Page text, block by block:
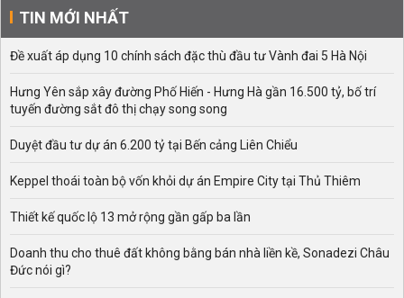
TIN MỚI NHẤT
Đề xuất áp dụng 10 chính sách đặc thù đầu tư Vành đai 5 Hà Nội
Hưng Yên sắp xây đường Phố Hiến - Hưng Hà gần 16.500 tỷ, bố trí
tuyến đường sắt đô thị chạy song song
Duyệt đầu tư dự án 6.200 tỷ tại Bến cảng Liên Chiểu
Keppel thoái toàn bộ vốn khỏi dự án Empire City tại Thủ Thiêm
Thiết kế quốc lộ 13 mở rộng gần gấp ba lần
Doanh thu cho thuê đất không bằng bán nhà liền kề, Sonadezi Châu
Đức nói gì?